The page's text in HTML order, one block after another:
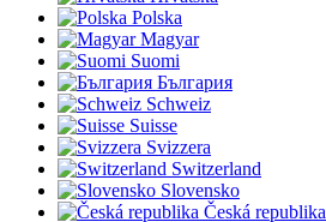
Polska
Magyar
Suomi
България
Schweiz
Suisse
Svizzera
Switzerland
Slovensko
Česká republika